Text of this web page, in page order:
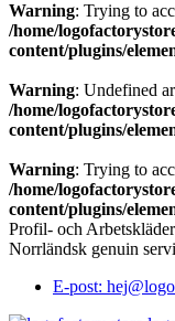
Warning: Trying to
/home/
content/plugins/
Warning: Undefined
/home/
content/plugins/
Warning: Trying to
/home/
content/plugins/
Profil- och
Norrländsk genuin
E-post: